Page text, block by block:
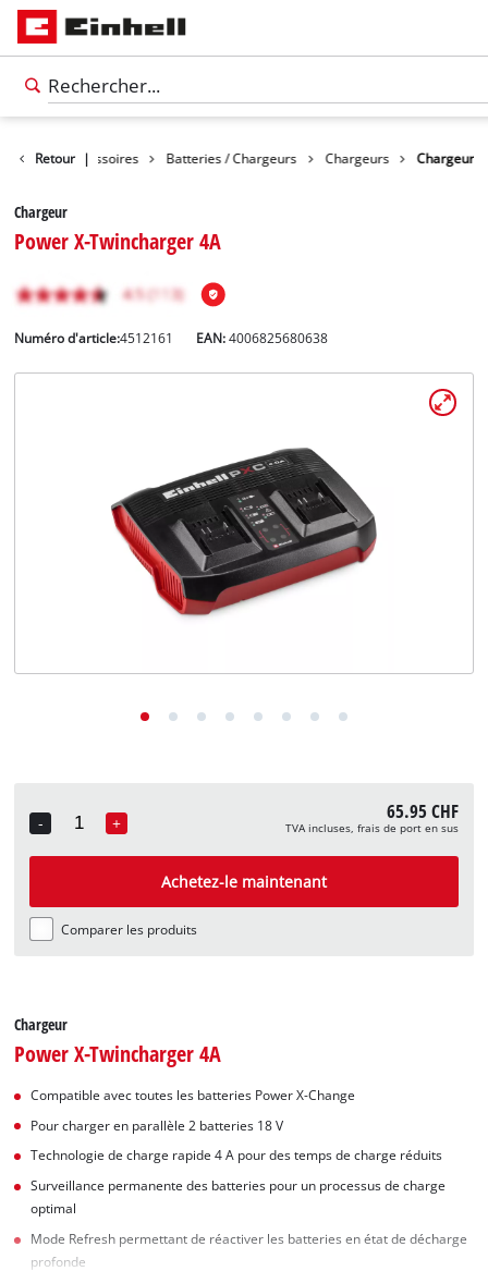
Retour |
Accessoires Batteries / Chargeurs Chargeurs Chargeur
Chargeur
Power X-Twincharger 4A
Numéro d'article:4512161 EAN:4006825680638
-
Quantity
+ 65.95 CHF
TVA incluses, frais de port en sus
Achetez-le maintenant
Comparer les produits
Chargeur
Power X-Twincharger 4A
Compatible avec toutes les batteries Power X-Change
Pour charger en parallèle 2 batteries 18 V
Technologie de charge rapide 4 A pour des temps de charge réduits
Surveillance permanente des batteries pour un processus de charge
optimal
Mode Refresh permettant de réactiver les batteries en état de décharge
profonde